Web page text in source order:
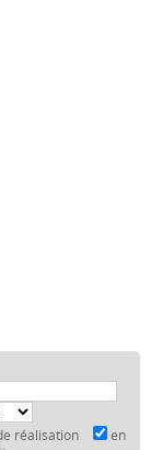
réalisation
en